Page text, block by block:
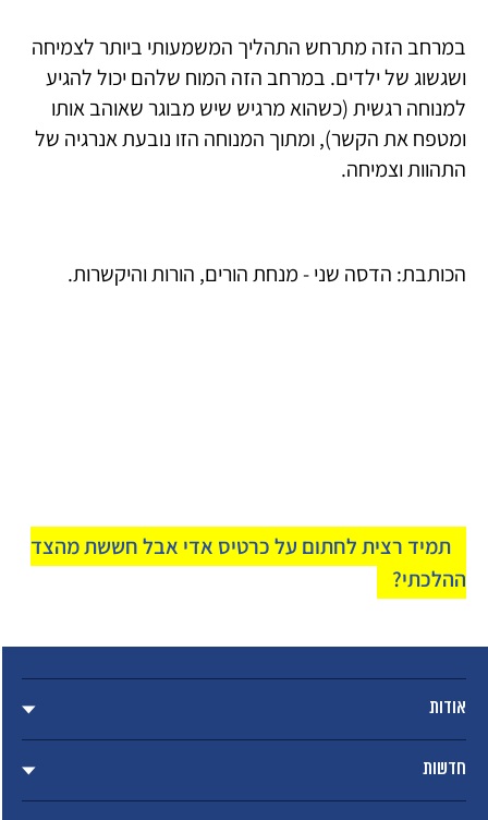
במרחב הזה מתרחש התהליך המשמעותי ביותר לצמיחה
ושגשוג של ילדים. במרחב הזה המוח שלהם יכול להגיע
למנוחה רגשית (כשהוא מרגיש שיש מבוגר שאוהב אותו
ומטפח את הקשר), ומתוך המנוחה הזו נובעת אנרגיה של
התהוות וצמיחה.
הכותבת: הדסה שני - מנחת הורים, הורות והיקשרות.
תמיד רצית לחתום על כרטיס אדי אבל חששת מהצד
ההלכתי?
אודות
חדשות